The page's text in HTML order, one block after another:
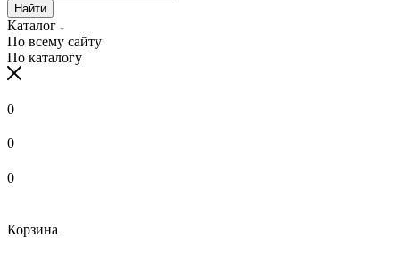
Найти
Каталог
По всему сайту
По каталогу
0
0
0
Корзина